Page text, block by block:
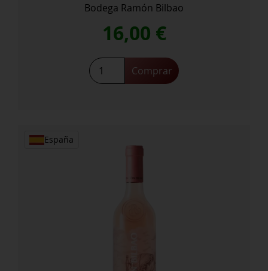
Bodega Ramón Bilbao
16,00 €
Ramón
Bilbao
Comprar
España